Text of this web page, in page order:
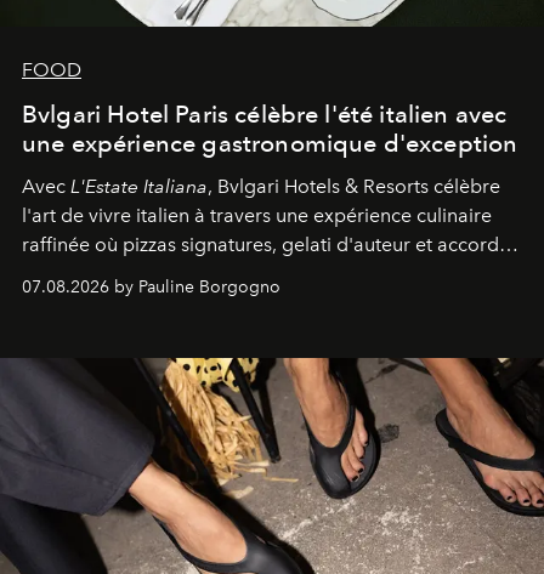
FOOD
Bvlgari Hotel Paris célèbre l'été italien avec
une expérience gastronomique d'exception
Avec L'Estate Italiana, Bvlgari Hotels & Resorts célèbre
l'art de vivre italien à travers une expérience culinaire
raffinée où pizzas signatures, gelati d'auteur et accords
07.08.2026 by Pauline Borgogno